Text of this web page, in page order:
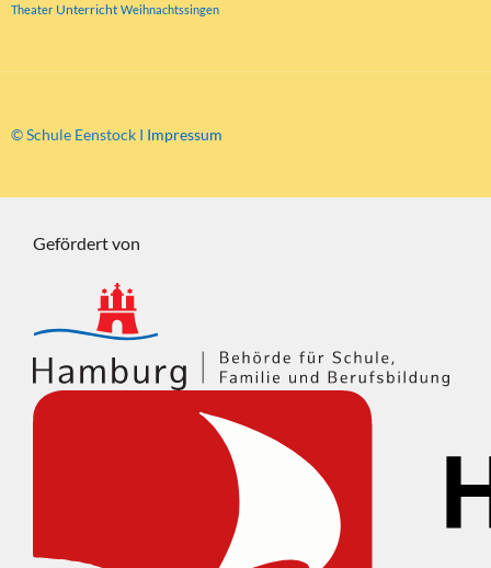
Theater Unterricht Weihnachtssingen
© Schule Eenstock I Impressum
Gefördert von